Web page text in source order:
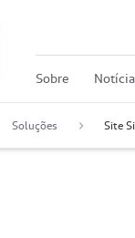
Sobre
Soluções Site